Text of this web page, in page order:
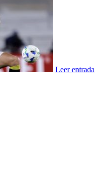
Leer entrada